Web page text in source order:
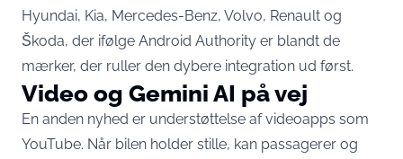
Hyundai, Kia, Mercedes-Benz, Volvo, Renault og
Škoda, der ifølge Android Authority er blandt de
mærker, der ruller den dybere integration ud først.
Video og Gemini AI på vej
En anden nyhed er understøttelse af videoapps som
YouTube. Når bilen holder stille, kan passagerer og